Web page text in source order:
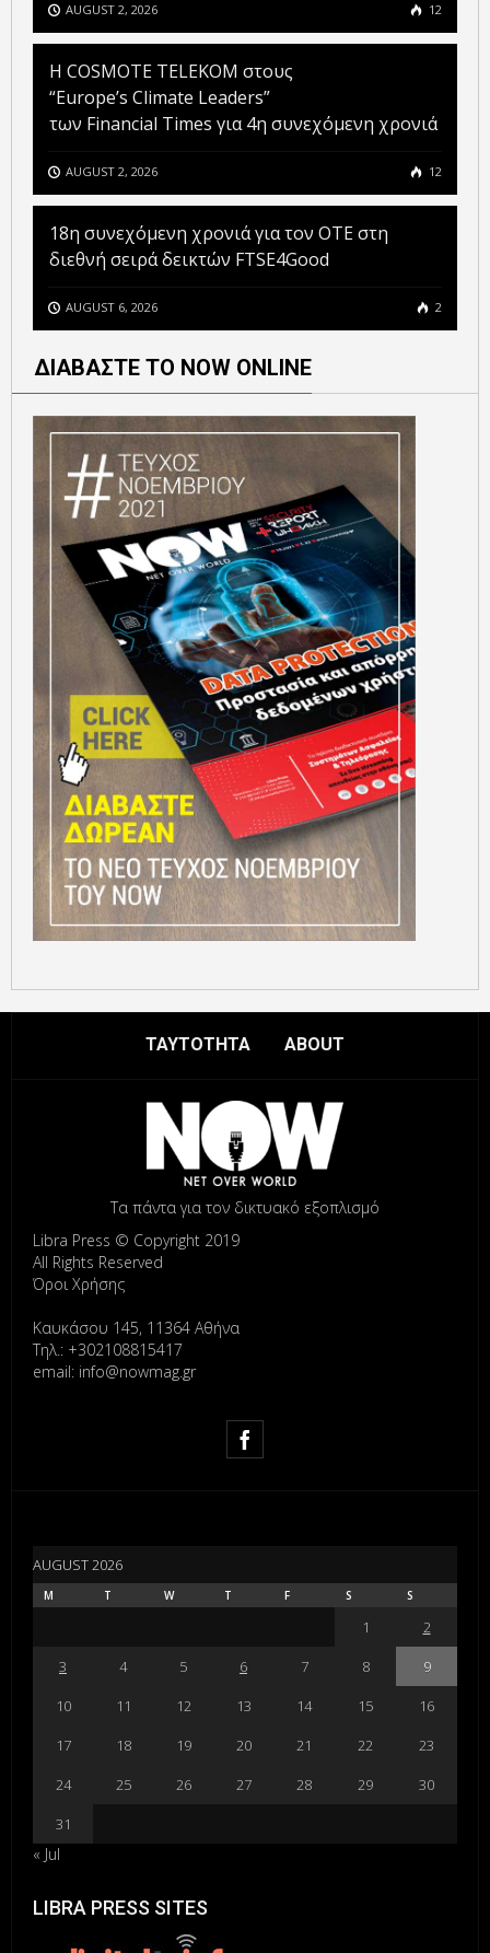
AUGUST 2, 2026 12
Η COSMOTE TELEKOM στους
“Europe’s Climate Leaders”
των Financial Times για 4η συνεχόμενη χρονιά
AUGUST 2, 2026 12
18η συνεχόμενη χρονιά για τον ΟΤΕ στη
διεθνή σειρά δεικτών FTSE4Good
AUGUST 6, 2026 2
ΔΙΑΒΑΣΤΕ ΤΟ NOW ONLINE
ΤΑΥΤΟΤΗΤΑ ABOUT
Τα πάντα για τον δικτυακό εξοπλισμό
Libra Press © Copyright 2019
All Rights Reserved
Όροι Χρήσης
Καυκάσου 145, 11364 Αθήνα
Τηλ.: +302108815417
email: info@nowmag.gr
AUGUST 2026
M T W T F S S
1
2
3
4 5 6 7 8
9
10
11 12 13 14 15
16
17
18 19 20 21 22
23
24
25 26 27 28 29
30
31
« Jul
LIBRA PRESS SITES